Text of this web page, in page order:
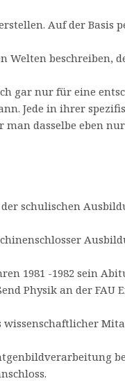
Auf der Basis
Welten beschreiben,
gar nur für eine
Jede in ihrer
man dasselbe eben
schulischen
1981 -1982 sein
Physik an der FAU
wissenschaftlicher